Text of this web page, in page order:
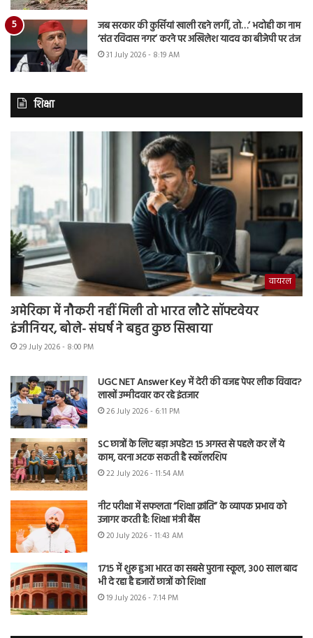
जब सरकार की कुर्सियां खाली रहने लगीं, तो…’ भदोही का नाम
‘संत रविदास नगर’ करने पर अखिलेश यादव का बीजेपी पर तंज
31 July 2026 - 8:19 AM
शिक्षा
वायरल
अमेरिका में नौकरी नहीं मिली तो भारत लौटे सॉफ्टवेयर
इंजीनियर, बोले- संघर्ष ने बहुत कुछ सिखाया
29 July 2026 - 8:00 PM
UGC NET Answer Key में देरी की वजह पेपर लीक विवाद?
लाखों उम्मीदवार कर रहे इंतजार
26 July 2026 - 6:11 PM
SC छात्रों के लिए बड़ा अपडेट! 15 अगस्त से पहले कर लें ये
काम, वरना अटक सकती है स्कॉलरशिप
22 July 2026 - 11:54 AM
नीट परीक्षा में सफलता “शिक्षा क्रांति” के व्यापक प्रभाव को
उजागर करती है: शिक्षा मंत्री बैंस
20 July 2026 - 11:43 AM
1715 में शुरू हुआ भारत का सबसे पुराना स्कूल, 300 साल बाद
भी दे रहा है हजारों छात्रों को शिक्षा
19 July 2026 - 7:14 PM